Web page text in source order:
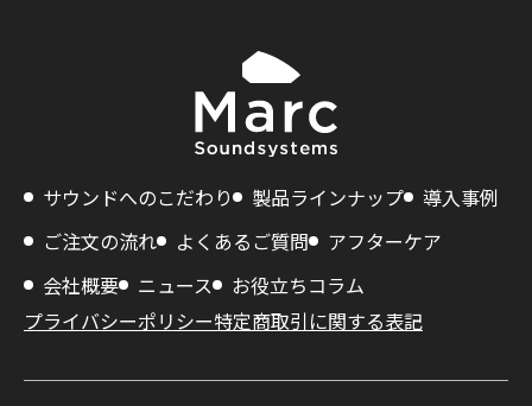
サウンドへのこだわり 製品ラインナップ
導入事例
ご注文の流れ
よくあるご質問
アフターケア
会社概要
ニュース
お役立ちコラム
プライバシーポリシー特定商取引に関する表記